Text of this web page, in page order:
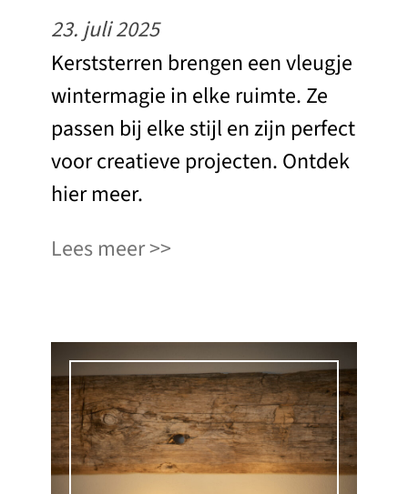
23. juli 2025
Kerststerren brengen een vleugje
wintermagie in elke ruimte. Ze
passen bij elke stijl en zijn perfect
voor creatieve projecten. Ontdek
hier meer.
Lees meer